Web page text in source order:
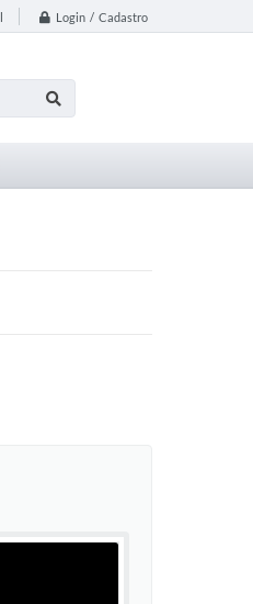
Login / Cadastro